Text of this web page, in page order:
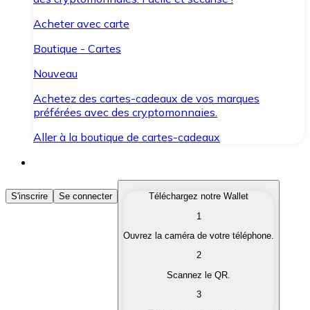
Acheter avec carte
Boutique - Cartes
Nouveau
Achetez des cartes-cadeaux de vos marques
préférées avec des cryptomonnaies.
Aller à la boutique de cartes-cadeaux
Acheter des Cryptomonnaies
Achetez les cryptomonnaies qui vous intéressent
Convertissez vos cryptomonnaies en monnaie
S'inscrire Se connecter
Téléchargez notre Wallet
1
Ouvrez la caméra de votre téléphone.
2
Scannez le QR.
3